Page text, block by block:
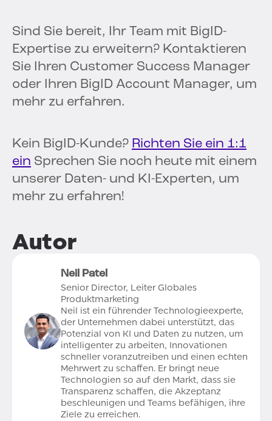
Sind Sie bereit, Ihr Team mit BigID-
Expertise zu erweitern? Kontaktieren
Sie Ihren Customer Success Manager
oder Ihren BigID Account Manager, um
mehr zu erfahren.
Kein BigID-Kunde? Richten Sie ein 1:1
ein Sprechen Sie noch heute mit einem
unserer Daten- und KI-Experten, um
mehr zu erfahren!
Autor
Neil Patel
Senior Director, Leiter Globales
Produktmarketing
Neil ist ein führender Technologieexperte,
der Unternehmen dabei unterstützt, das
Potenzial von KI und Daten zu nutzen, um
intelligenter zu arbeiten, Innovationen
schneller voranzutreiben und einen echten
Mehrwert zu schaffen. Er bringt neue
Technologien so auf den Markt, dass sie
Transparenz schaffen, die Akzeptanz
beschleunigen und Teams befähigen, ihre
Ziele zu erreichen.